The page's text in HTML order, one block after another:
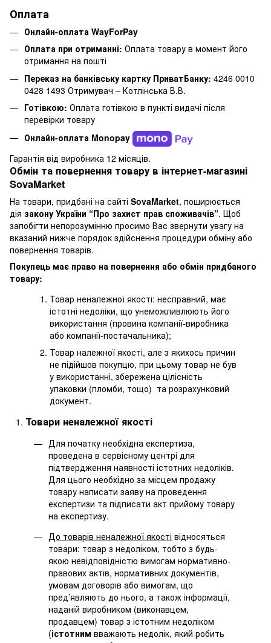
Оплата
Онлайн-оплата WayForPay
Оплата при отриманні: Оплата товару в момент його
отримання на пошті
Переказ на банківську картку ПриватБанку: 4246 0010
0428 1493 Отримувач – Котлінська В.В.
Готівкою: Оплата готівкою в пункті видачі після
перевірки товару
Онлайн-оплата Monopay
Гарантія від виробника 12 місяців.
Обмін та повернення товару в інтернет-магазині
SovaMarket
На товари, придбані на сайті SovaMarket, поширюється
дія закону України “Про захист прав споживачів”. Щоб
запобігти непорозумінню просимо Вас звернути увагу на
вказаний нижче порядок здійснення процедури обміну або
повернення товарів.
Покупець має право на повернення або обмін придбаного
товару:
Товар неналежної якості: несправний, має
істотні недоліки, що унеможливлюють його
використання (провина компанії-виробника
або компанії-постачальника);
Товар належної якості, але з якихось причин
не підійшов покупцю, при цьому товар не був
у використанні, збережена цілісність
упаковки (пломби, тощо) та розрахунковий
документ.
Товари неналежної якості
Для початку необхідна експертиза,
проведена в сервісному центрі для
підтвердження наявності істотних недоліків.
Для цього необхідно за місцем продажу
товару написати заяву на проведення
експертизи та підписати акт прийому товару
на експертизу.
До товарів неналежної якості відносяться
товари: товар з недоліком, тобто з будь-
якою невідповідністю вимогам нормативно-
правових актів, нормативних документів,
умовам договорів або вимогам, що
пред’являють до нього, а також інформації,
наданій виробником (виконавцем,
продавцем) товар з істотним недоліком
(істотним вважають недолік, який робить